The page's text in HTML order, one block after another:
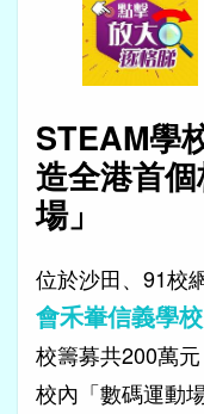
STEAM學
造全港首
場」
位於沙田、91校
會禾輋信義學校
校籌募共200萬
校內「數碼運動